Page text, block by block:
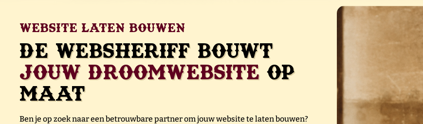
Website laten bouwen
De Websheriff bouwt
jouw droomwebsite op
maat
Ben je op zoek naar een betrouwbare partner om jouw website te laten bouwen?